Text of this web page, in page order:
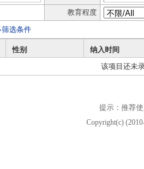
教育程度
筛选条件
性别
纳入时间
该项目还未
提示：推荐
Copyright(c)